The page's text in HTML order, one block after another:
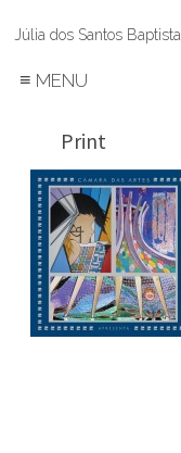
Júlia dos Santos Baptista
≡ MENU
Print